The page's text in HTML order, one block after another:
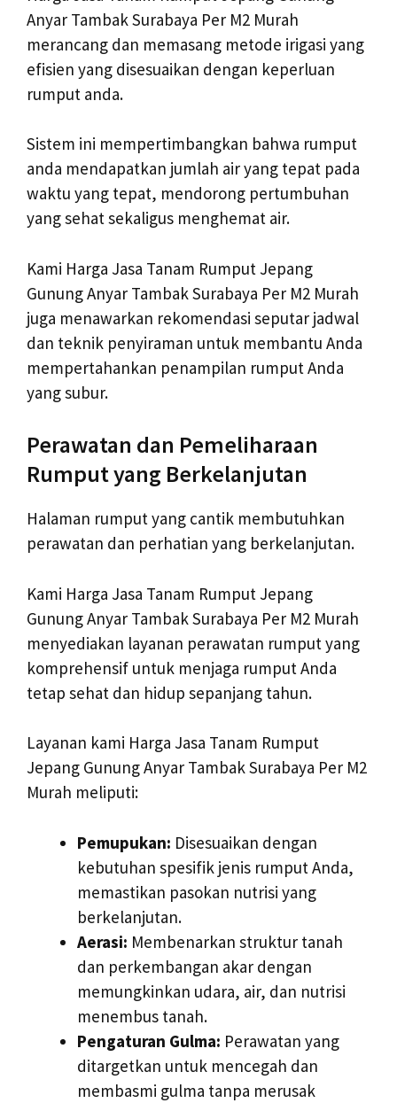
Anyar Tambak Surabaya Per M2 Murah
merancang dan memasang metode irigasi yang
efisien yang disesuaikan dengan keperluan
rumput anda.
Sistem ini mempertimbangkan bahwa rumput
anda mendapatkan jumlah air yang tepat pada
waktu yang tepat, mendorong pertumbuhan
yang sehat sekaligus menghemat air.
Kami Harga Jasa Tanam Rumput Jepang
Gunung Anyar Tambak Surabaya Per M2 Murah
juga menawarkan rekomendasi seputar jadwal
dan teknik penyiraman untuk membantu Anda
mempertahankan penampilan rumput Anda
yang subur.
Perawatan dan Pemeliharaan
Rumput yang Berkelanjutan
Halaman rumput yang cantik membutuhkan
perawatan dan perhatian yang berkelanjutan.
Kami Harga Jasa Tanam Rumput Jepang
Gunung Anyar Tambak Surabaya Per M2 Murah
menyediakan layanan perawatan rumput yang
komprehensif untuk menjaga rumput Anda
tetap sehat dan hidup sepanjang tahun.
Layanan kami Harga Jasa Tanam Rumput
Jepang Gunung Anyar Tambak Surabaya Per M2
Murah meliputi:
Pemupukan: Disesuaikan dengan
kebutuhan spesifik jenis rumput Anda,
memastikan pasokan nutrisi yang
berkelanjutan.
Aerasi: Membenarkan struktur tanah
dan perkembangan akar dengan
memungkinkan udara, air, dan nutrisi
menembus tanah.
Pengaturan Gulma: Perawatan yang
ditargetkan untuk mencegah dan
membasmi gulma tanpa merusak